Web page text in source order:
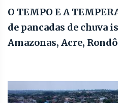
O TEMPO E A
de pancadas de chuva
Amazonas, Acre,